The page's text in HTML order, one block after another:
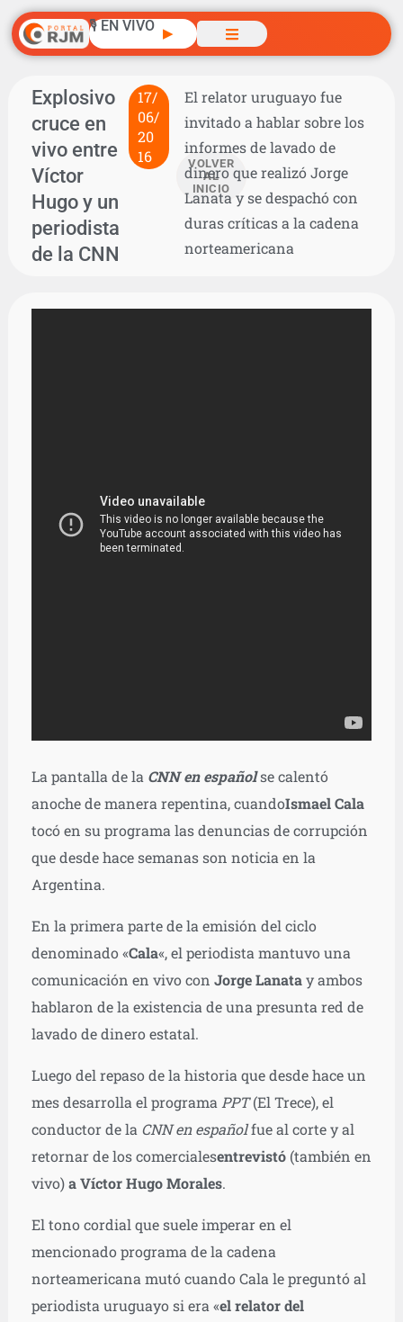
🎙️ EN VIVO ▶
Explosivo
cruce en
vivo entre
Víctor
Hugo y un
periodista
de la CNN
17/
06/
20
16
VOLVER
AL
INICIO
El relator uruguayo fue
invitado a hablar sobre los
informes de lavado de
dinero que realizó Jorge
Lanata y se despachó con
duras críticas a la cadena
norteamericana
La pantalla de la CNN en españolse calentó
anoche de manera repentina, cuandoIsmael Cala
tocó en su programa las denuncias de corrupción
que desde hace semanas son noticia en la
Argentina.
En la primera parte de la emisión del ciclo
denominado «Cala«, el periodista mantuvo una
comunicación en vivo con Jorge Lanatay ambos
hablaron de la existencia de una presunta red de
lavado de dinero estatal.
Luego del repaso de la historia que desde hace un
mes desarrolla el programaPPT(El Trece), el
conductor de laCNN en españolfue al corte y al
retornar de los comercialesentrevistó(también en
vivo)a Víctor Hugo Morales.
El tono cordial que suele imperar en el
mencionado programa de la cadena
norteamericana mutó cuando Cala le preguntó al
periodista uruguayo si era «el relator del